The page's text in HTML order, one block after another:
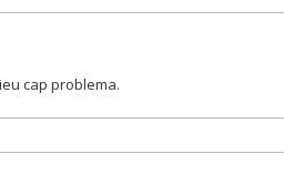
cap problema.